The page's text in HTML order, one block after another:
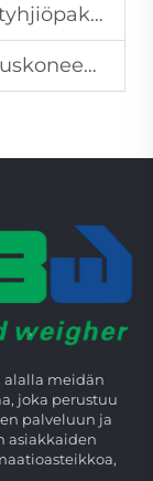
valinta
alalla meidän
joka perustuu
palveluun ja
asiakkaiden